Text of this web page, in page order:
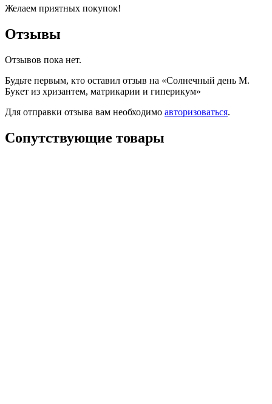
Желаем приятных покупок!
Отзывы
Отзывов пока нет.
Будьте первым, кто оставил отзыв на «Солнечный день М.
Букет из хризантем, матрикарии и гиперикум»
Для отправки отзыва вам необходимо авторизоваться.
Сопутствующие товары